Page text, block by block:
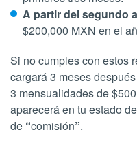
A partir del segundo
$200,000 MXN en el
Si no cumples con estos
cargará 3 meses
3 mensualidades de
aparecerá en tu estado
de “comisión”.